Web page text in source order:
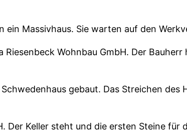
ein Massivhaus. Sie warten auf den
Wohnbau GmbH. Der
Schwedenhaus gebaut. Das Streichen des
Keller steht und die ersten Steine für